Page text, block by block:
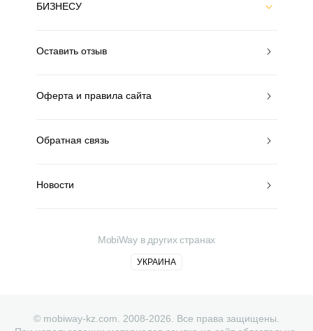
БИЗНЕСУ
Оставить отзыв
Оферта и правила сайта
Обратная связь
Новости
MobiWay в других странах
УКРАИНА
© mobiway-kz.com. 2008-2026. Все права защищены.